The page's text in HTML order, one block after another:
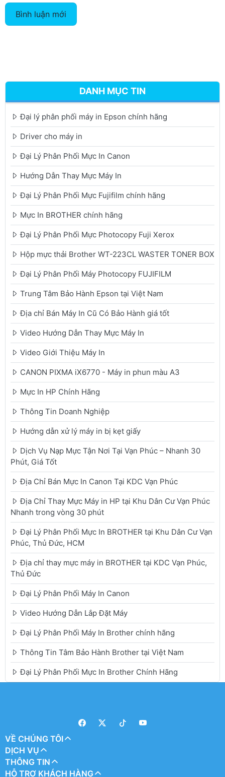
Bình luận mới
DANH MỤC TIN
Đại lý phân phối máy in Epson chính hãng
Driver cho máy in
Đại Lý Phân Phối Mực In Canon
Hướng Dẫn Thay Mực Máy In
Đại Lý Phân Phối Mực Fujifilm chính hãng
Mực In BROTHER chính hãng
Đại Lý Phân Phối Mực Photocopy Fuji Xerox
Hộp mực thải Brother WT-223CL WASTER TONER BOX
Đại Lý Phân Phối Máy Photocopy FUJIFILM
Trung Tâm Bảo Hành Epson tại Việt Nam
Địa chỉ Bán Máy In Cũ Có Bảo Hành giá tốt
Video Hướng Dẫn Thay Mực Máy In
Video Giới Thiệu Máy In
CANON PIXMA iX6770 - Máy in phun màu A3
Mực In HP Chính Hãng
Thông Tin Doanh Nghiệp
Hướng dẫn xử lý máy in bị kẹt giấy
Dịch Vụ Nạp Mực Tận Nơi Tại Vạn Phúc – Nhanh 30
Phút, Giá Tốt
Địa Chỉ Bán Mực In Canon Tại KDC Vạn Phúc
Địa Chỉ Thay Mực Máy in HP tại Khu Dân Cư Vạn Phúc
Nhanh trong vòng 30 phút
Đại Lý Phân Phối Mực In BROTHER tại Khu Dân Cư Vạn
Phúc, Thủ Đức, HCM
Địa chỉ thay mực máy in BROTHER tại KDC Vạn Phúc,
Thủ Đức
Đại Lý Phân Phối Máy In Canon
Video Hướng Dẫn Lắp Đặt Máy
Đại Lý Phân Phối Máy In Brother chính hãng
Thông Tin Tâm Bảo Hành Brother tại Việt Nam
Đại Lý Phân Phối Mực In Brother Chính Hãng
VỀ CHÚNG TÔI
DỊCH VỤ
THÔNG TIN
HỖ TRỢ KHÁCH HÀNG